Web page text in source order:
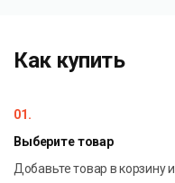
Как купить
01.
Выберите товар
Добавьте товар в корзину